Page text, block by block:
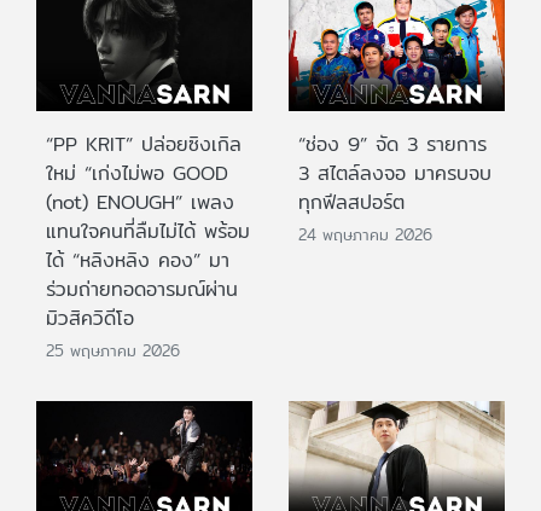
“PP KRIT” ปล่อยซิงเกิล
ใหม่ “เก่งไม่พอ GOOD
(not) ENOUGH” เพลง
แทนใจคนที่ลืมไม่ได้ พร้อม
ได้ “หลิงหลิง คอง” มา
ร่วมถ่ายทอดอารมณ์ผ่าน
มิวสิควิดีโอ
25 พฤษภาคม 2026
“ช่อง 9” จัด 3 รายการ
3 สไตล์ลงจอ มาครบจบ
ทุกฟีลสปอร์ต
24 พฤษภาคม 2026